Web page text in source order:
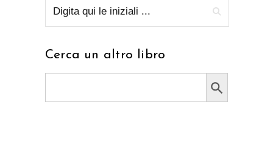
Cerca un altro libro
Search Button